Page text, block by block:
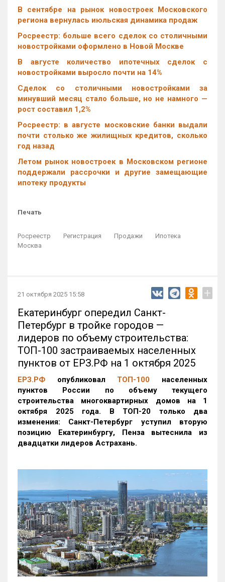
В сентябре на рынок новостроек Московского
региона вернулась июльская динамика продаж
Росреестр: больше всего сделок со столичными
новостройками оформлено в Новой Москве
В августе количество ипотечных сделок с
новостройками выросло почти на 14%
Cделок со столичными новостройками за
минувший месяц стало больше, но не намного —
рост составил 1,2%
Росреестр: в августе московские банки выдали
почти столько же жилищных кредитов, сколько
год назад
Летом рынок новостроек в Московском регионе
поддержали рассрочки и другие замещающие
ипотеку продукты
Печать
Росреестр Регистрация Продажи
Ипотека
Москва
21 октября 2025 15:58 +
Екатеринбург опередил Санкт-
Петербург в тройке городов —
лидеров по объему строительства:
ТОП-100 застраиваемых населенных
пунктов от ЕРЗ.РФ на 1 октября 2025
ЕРЗ.РФ опубликовал ТОП-100 населенных
пунктов России по объему текущего
строительства многоквартирных домов на 1
октября 2025 года. В ТОП-20 только два
изменения: Санкт-Петербург уступил вторую
позицию Екатеринбургу, Пенза вытеснила из
двадцатки лидеров Астрахань.